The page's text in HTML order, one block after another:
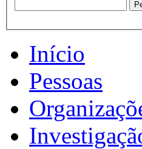
Início
Pessoas